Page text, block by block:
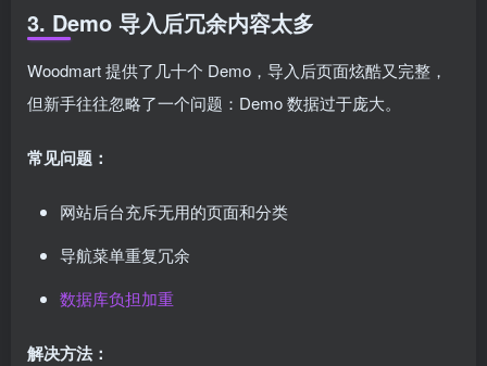
3. Demo 导入后冗余内容太多
Woodmart 提供了几十个 Demo，导入后页面炫酷又完整，
但新手往往忽略了一个问题：Demo 数据过于庞大。
常见问题：
网站后台充斥无用的页面和分类
导航菜单重复冗余
数据库负担加重
解决方法：